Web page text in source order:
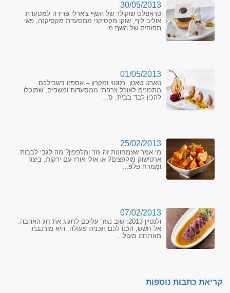
30/05/2013
טראפלס שוקולד של השף צ'ארלי פדידה למסעדת
אוליב ליף, שוקו מקסיקני ממסעדת מקסיקנה, פאי
תפוחים של השף מ...
01/05/2013
טארט טאטן, רטטוי ומקרון – אספנו בשבילכם
מתכונים לאוכל צרפתי ממסעדות ומשפים, שתוכלו
להכין לבד בבית. ס...
25/02/2013
מי אמר שצמחונות זה גזר ומלפפון? מה לגבי לבבות
ארטישוק מוקפצים? או אולי אורז עם ירקות, ביצה
וממרח פלפ...
07/02/2013
ולנטיין 2013: שוב נגזר עליכם לחגוג את חג האהבה.
אל חשש, הכנו לכם תכנית פעולה. היא מורכבת
מארוחה מעול...
קריאת כתבות נוספות